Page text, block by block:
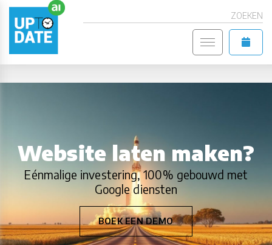
ZOEKEN
Website laten maken?
Eénmalige investering, 100% gebouwd met
Google diensten
BOEK EEN DEMO